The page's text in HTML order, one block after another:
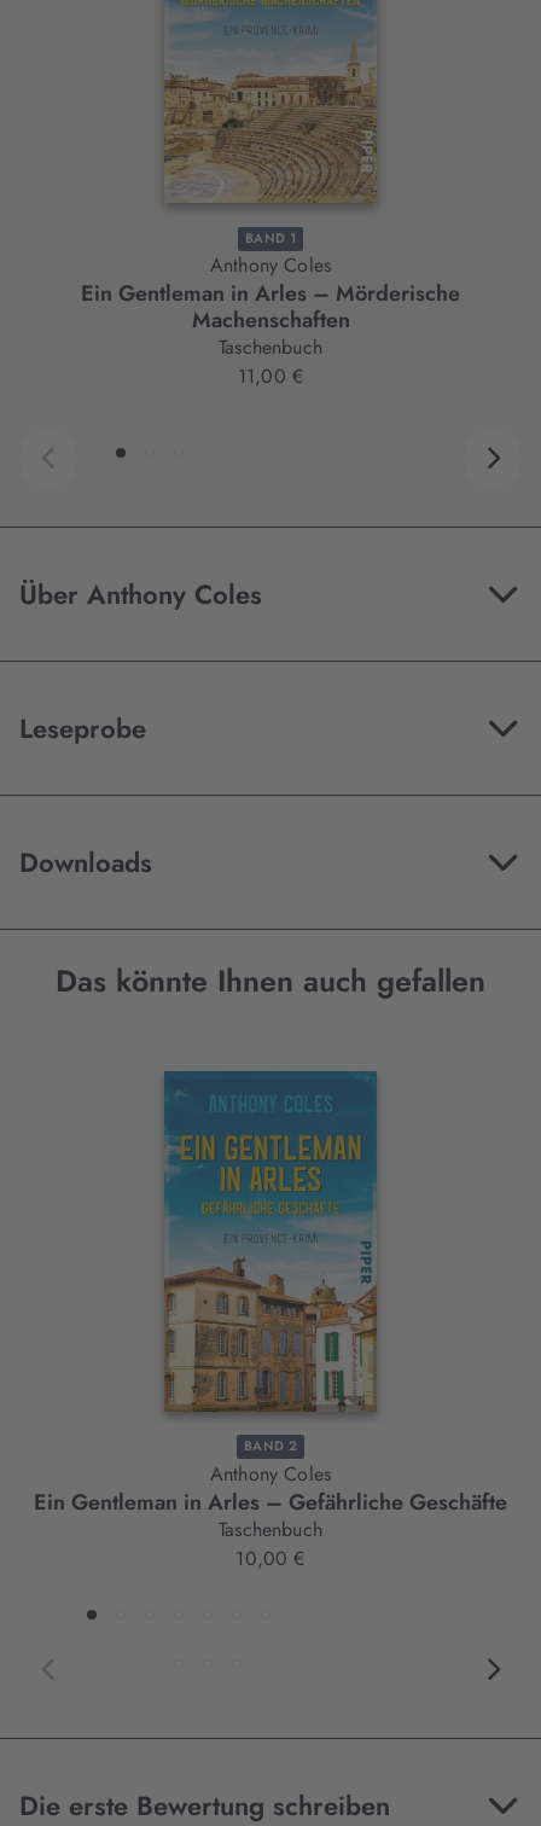
BAND 1
Anthony Coles
Ein Gentleman in Arles – Mörderische
Machenschaften
Taschenbuch
11,00 €
Über Anthony Coles
Leseprobe
Downloads
Das könnte Ihnen auch gefallen
BAND 2
Anthony Coles
Ein Gentleman in Arles – Gefährliche Geschäfte
Taschenbuch
10,00 €
Die erste Bewertung schreiben